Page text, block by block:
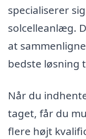
specialiserer
solcelleanlæg.
at
bedste løsning
Når du
taget, får du
flere højt